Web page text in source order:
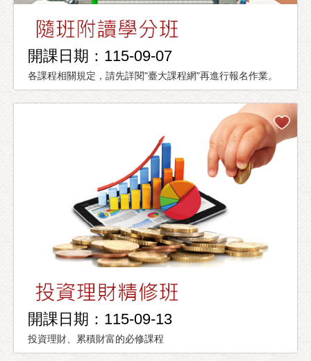
開課日期：115-09-07
各課程相關規定，請先詳閱"臺大課程網"再進行報名作業。
開課日期：115-09-13
投資理財、累積財富的必修課程